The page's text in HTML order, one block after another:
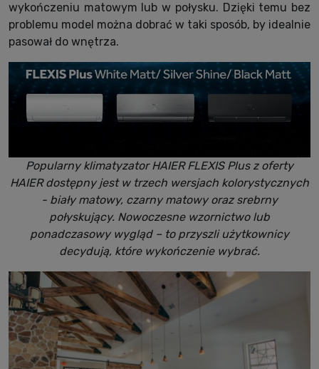
wykończeniu matowym lub w połysku. Dzięki temu bez
problemu model można dobrać w taki sposób, by idealnie
pasował do wnętrza.
Popularny klimatyzator HAIER FLEXIS Plus z oferty
HAIER dostępny jest w trzech wersjach kolorystycznych
- biały matowy, czarny matowy oraz srebrny
połyskujący. Nowoczesne wzornictwo lub
ponadczasowy wygląd – to przyszli użytkownicy
decydują, które wykończenie wybrać.